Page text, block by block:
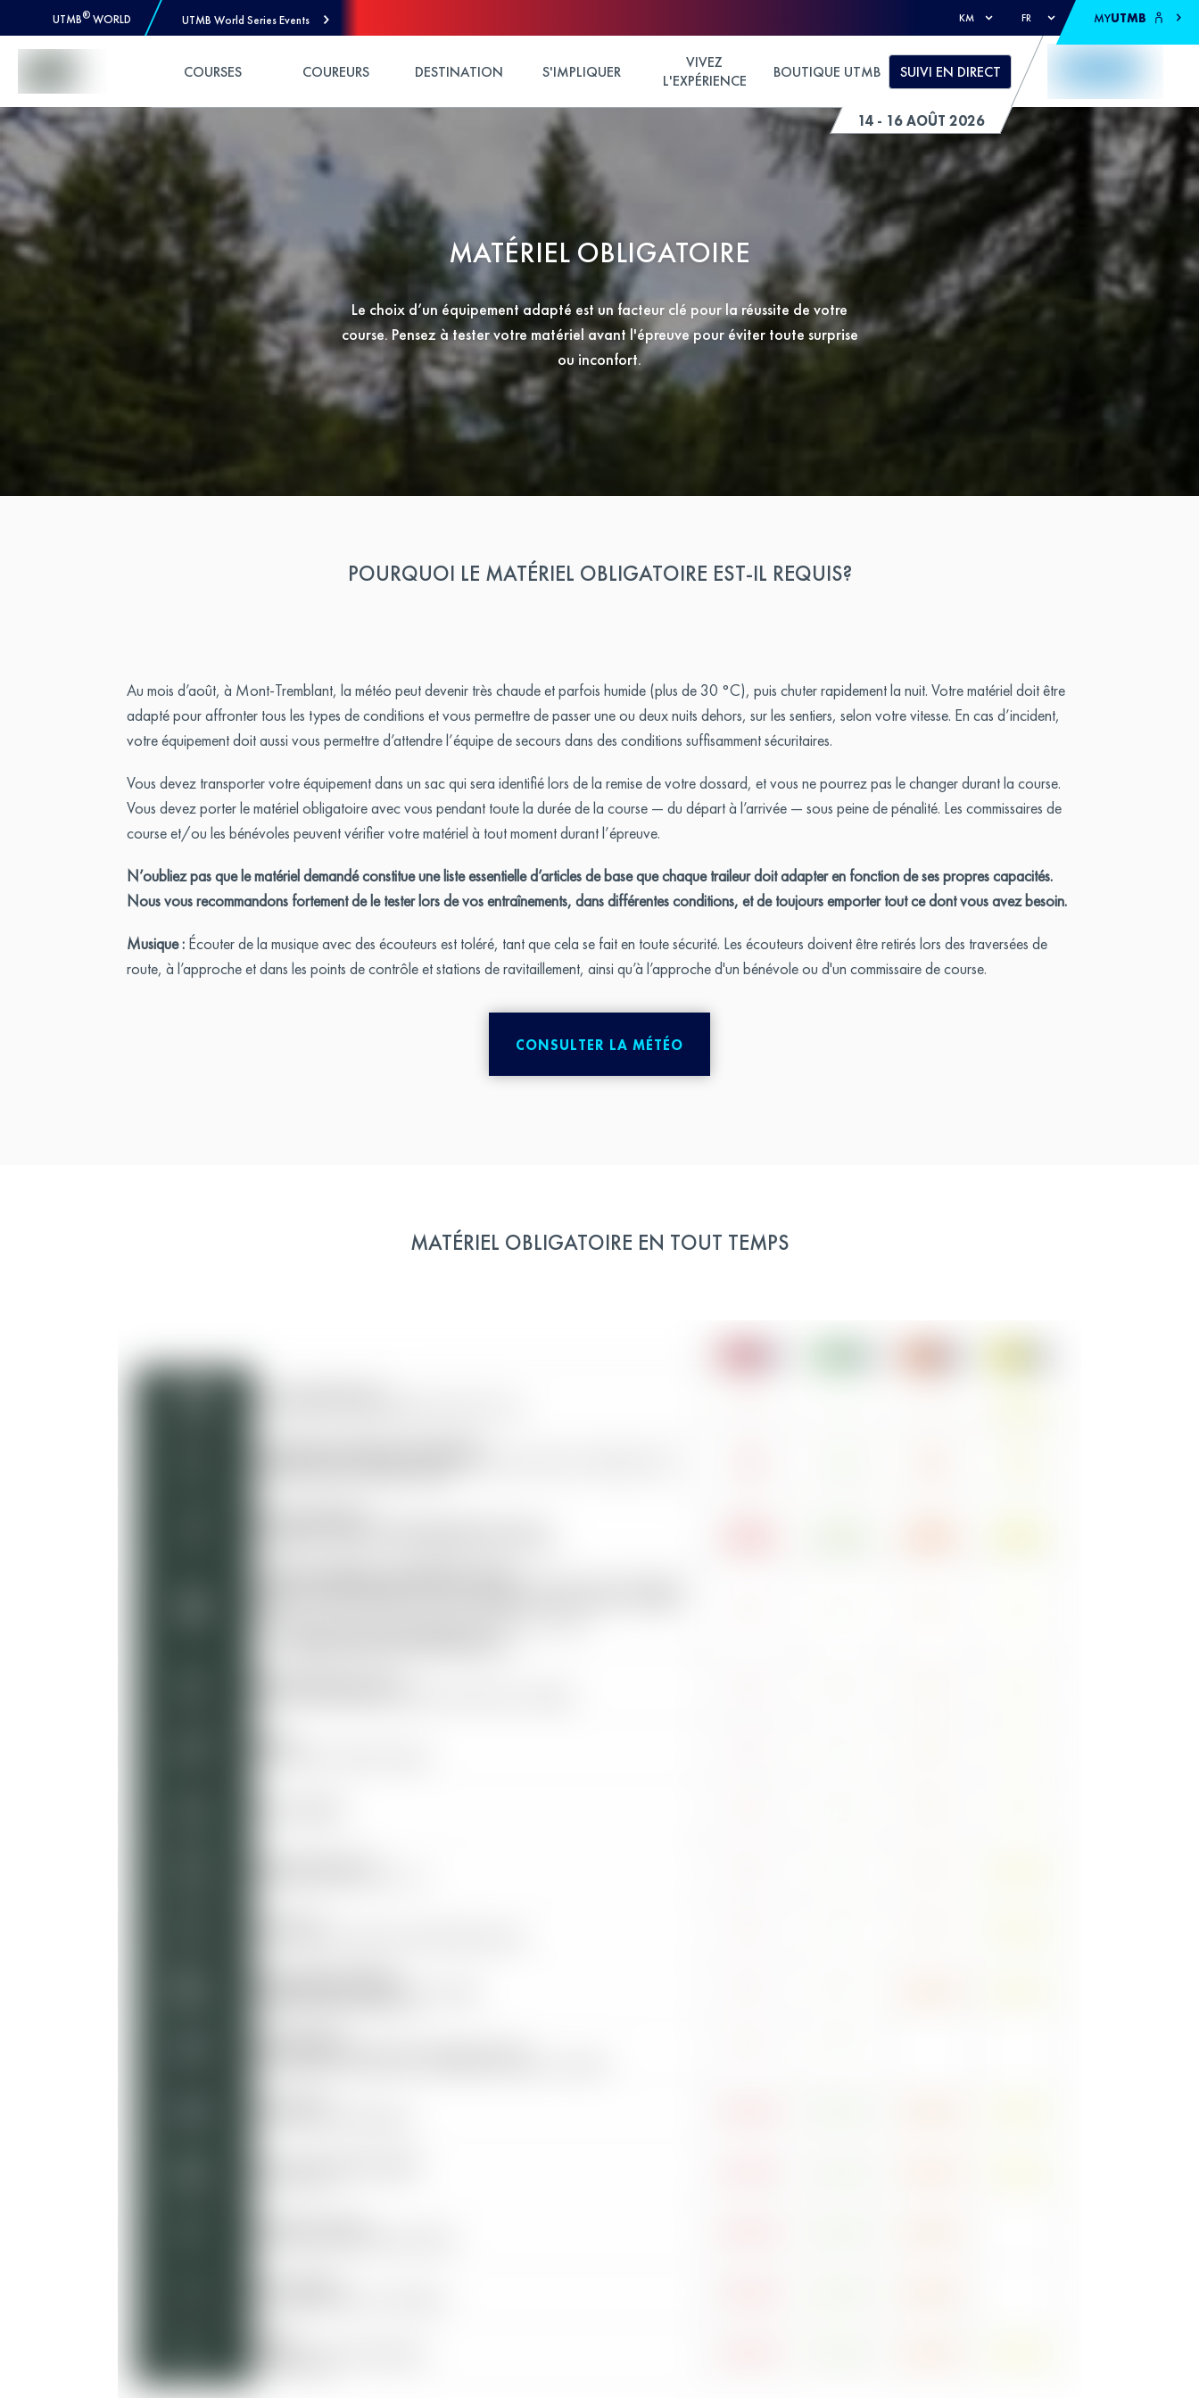
UTMB® WORLD UTMB World Series Events KM FR MYUTMB
14 - 16 AOÛT 2026
COURSES COUREURS DESTINATION S'IMPLIQUER
VIVEZ
L'EXPÉRIENCE
BOUTIQUE UTMB SUIVI EN DIRECT
MATÉRIEL OBLIGATOIRE
Le choix d’un équipement adapté est un facteur clé pour la réussite de votre
course. Pensez à tester votre matériel avant l'épreuve pour éviter toute surprise
ou inconfort.
POURQUOI LE MATÉRIEL OBLIGATOIRE EST-IL REQUIS?
Au mois d’août, à Mont-Tremblant, la météo peut devenir très chaude et parfois humide (plus de 30 °C), puis chuter rapidement la nuit. Votre matériel doit être
adapté pour affronter tous les types de conditions et vous permettre de passer une ou deux nuits dehors, sur les sentiers, selon votre vitesse. En cas d’incident,
votre équipement doit aussi vous permettre d’attendre l’équipe de secours dans des conditions suffisamment sécuritaires.
Vous devez transporter votre équipement dans un sac qui sera identifié lors de la remise de votre dossard, et vous ne pourrez pas le changer durant la course.
Vous devez porter le matériel obligatoire avec vous pendant toute la durée de la course — du départ à l’arrivée — sous peine de pénalité. Les commissaires de
course et/ou les bénévoles peuvent vérifier votre matériel à tout moment durant l’épreuve.
N’oubliez pas que le matériel demandé constitue une liste essentielle d’articles de base que chaque traileur doit adapter en fonction de ses propres capacités.
Nous vous recommandons fortement de le tester lors de vos entraînements, dans différentes conditions, et de toujours emporter tout ce dont vous avez besoin.
Musique : Écouter de la musique avec des écouteurs est toléré, tant que cela se fait en toute sécurité. Les écouteurs doivent être retirés lors des traversées de
route, à l’approche et dans les points de contrôle et stations de ravitaillement, ainsi qu’à l’approche d'un bénévole ou d'un commissaire de course.
CONSULTER LA MÉTÉO
MATÉRIEL OBLIGATOIRE EN TOUT TEMPS